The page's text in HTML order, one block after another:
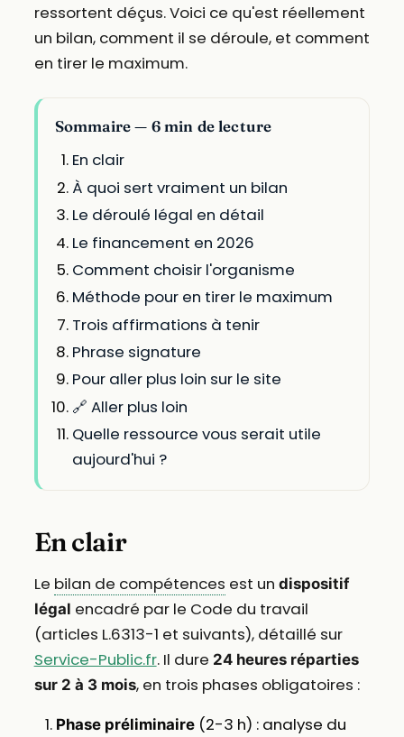
ressortent déçus. Voici ce qu'est réellement
un bilan, comment il se déroule, et comment
en tirer le maximum.
Sommaire — 6 min de lecture
En clair
À quoi sert vraiment un bilan
Le déroulé légal en détail
Le financement en 2026
Comment choisir l'organisme
Méthode pour en tirer le maximum
Trois affirmations à tenir
Phrase signature
Pour aller plus loin sur le site
🔗 Aller plus loin
Quelle ressource vous serait utile
aujourd'hui ?
En clair
Le bilan de compétences est un dispositif
légal encadré par le Code du travail
(articles L.6313-1 et suivants), détaillé sur
Service-Public.fr. Il dure 24 heures réparties
sur 2 à 3 mois, en trois phases obligatoires :
Phase préliminaire(2-3 h) : analyse du